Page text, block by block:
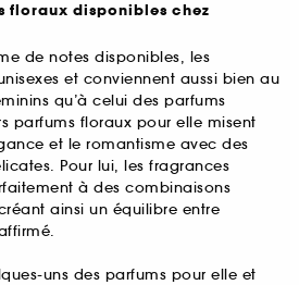
floraux disponibles chez
de notes disponibles, les
et conviennent aussi bien au
qu’à celui des parfums
parfums floraux pour elle misent
et le romantisme avec des
Pour lui, les fragrances
à des combinaisons
ainsi un équilibre entre
uns des parfums pour elle et